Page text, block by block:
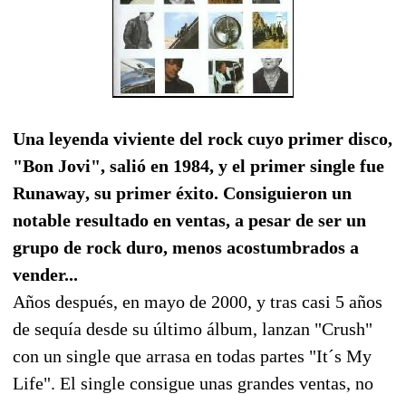
Una leyenda viviente del rock cuyo primer disco,
"Bon Jovi", salió en 1984, y el primer single fue
Runaway, su primer éxito. Consiguieron un
notable resultado en ventas, a pesar de ser un
grupo de rock duro, menos acostumbrados a
vender...
Años después, en mayo de 2000, y tras casi 5 años
de sequía desde su último álbum, lanzan "Crush"
con un single que arrasa en todas partes "It´s My
Life". El single consigue unas grandes ventas, no